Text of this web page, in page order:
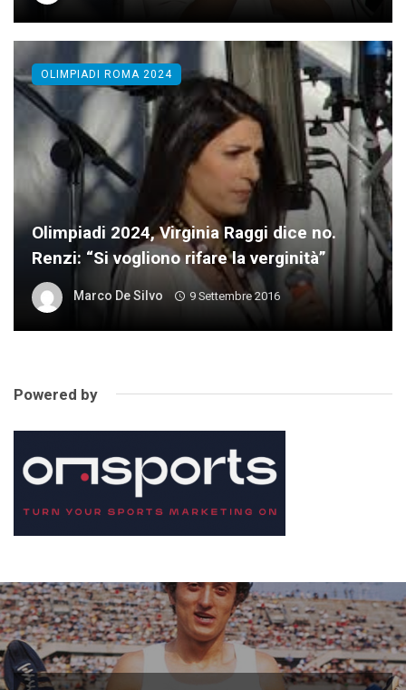
Olimpiadi 2024, Virginia Raggi dice no.
Renzi: “Si vogliono rifare la verginità”
Marco De Silvo 9 Settembre 2016
OLIMPIADI ROMA 2024
Powered by